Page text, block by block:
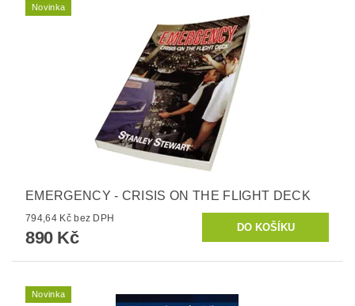
Novinka
EMERGENCY - CRISIS ON THE FLIGHT DECK
794,64 Kč bez DPH
890 Kč
Novinka